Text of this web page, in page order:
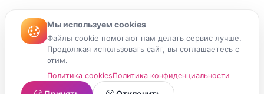
Мы используем cookies
Файлы cookie помогают нам делать сервис лучше.
Продолжая использовать сайт, вы соглашаетесь с
этим.
Политика cookiesПолитика конфиденциальности